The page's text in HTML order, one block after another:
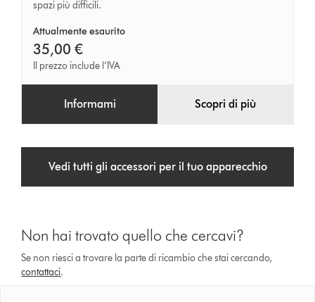
spazi più difficili.
Attualmente esaurito
35,00 €
Il prezzo include l’IVA
Informami Scopri di più
Vedi tutti gli accessori per il tuo apparecchio
Non hai trovato quello che cercavi?
Se non riesci a trovare la parte di ricambio che stai cercando,
contattaci.